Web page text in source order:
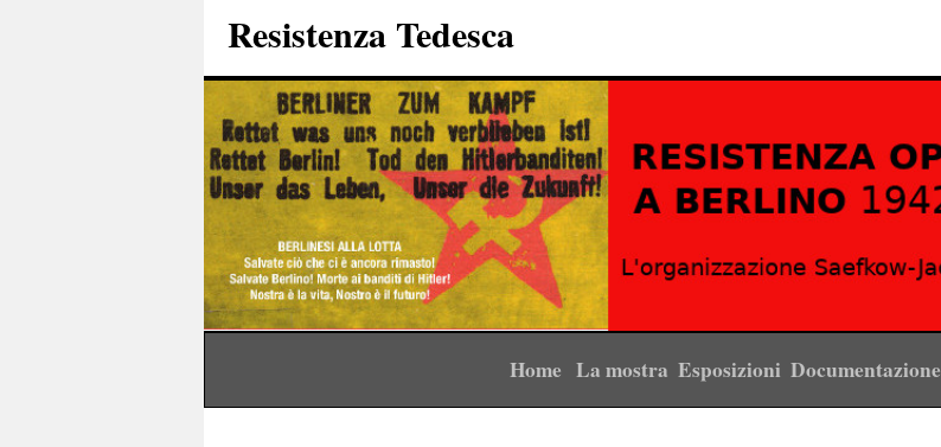
Resistenza Tedesca
Home La mostra Esposizioni Documentazione